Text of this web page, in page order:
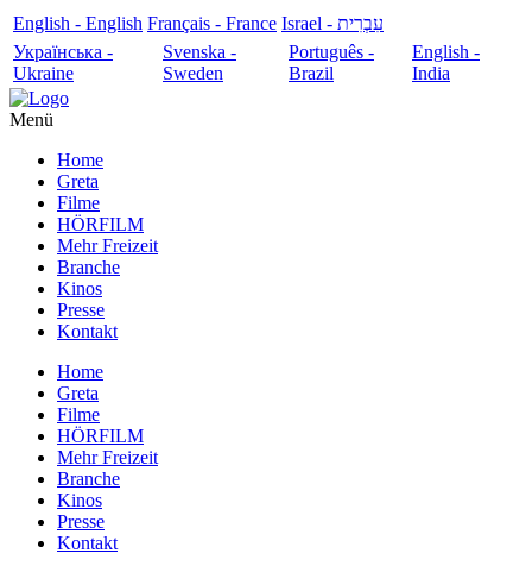
English - English Français - France
עִבְרִית - Israel
Українська -
Ukraine
Svenska -
Sweden
Português -
Brazil
English -
India
Menü
Home
Greta
Filme
HÖRFILM
Mehr Freizeit
Branche
Kinos
Presse
Kontakt
Home
Greta
Filme
HÖRFILM
Mehr Freizeit
Branche
Kinos
Presse
Kontakt